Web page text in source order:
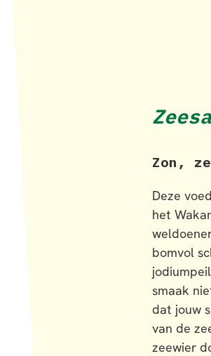
Zon,
Deze
het
bomvol
smaak
dat jouw
van de
zeewier